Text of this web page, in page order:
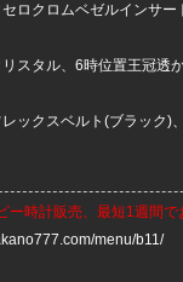
ロクロムベゼルインサー
タル、6時位置王冠透
ックスベルト(ブラック)
ー時計販売、最短1週間
menu/b11/